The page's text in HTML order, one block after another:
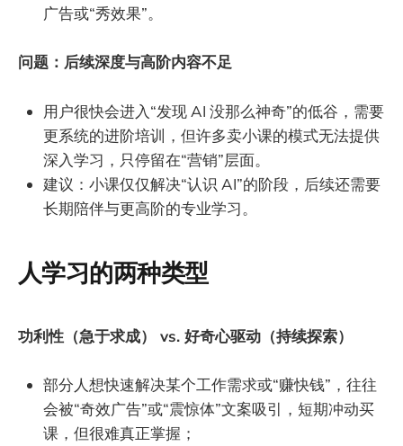
广告或“秀效果”。
问题：后续深度与高阶内容不足
用户很快会进入“发现 AI 没那么神奇”的低谷，需要
更系统的进阶培训，但许多卖小课的模式无法提供
深入学习，只停留在“营销”层面。
建议：小课仅仅解决“认识 AI”的阶段，后续还需要
长期陪伴与更高阶的专业学习。
人学习的两种类型
功利性（急于求成） vs. 好奇心驱动（持续探索）
部分人想快速解决某个工作需求或“赚快钱”，往往
会被“奇效广告”或“震惊体”文案吸引，短期冲动买
课，但很难真正掌握；